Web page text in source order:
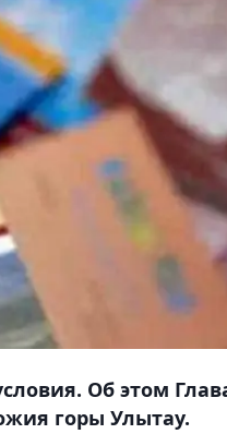
Об этом
горы Улытау.